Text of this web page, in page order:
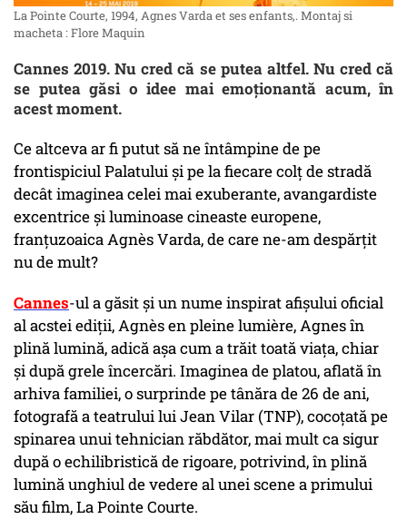
La Pointe Courte, 1994, Agnes Varda et ses enfants,. Montaj si
macheta : Flore Maquin
Cannes 2019. Nu cred că se putea altfel. Nu cred că
se putea găsi o idee mai emoționantă acum, în
acest moment.
Ce altceva ar fi putut să ne întâmpine de pe
frontispiciul Palatului și pe la fiecare colț de stradă
decât imaginea celei mai exuberante, avangardiste
excentrice și luminoase cineaste europene,
franțuzoaica Agnès Varda, de care ne-am despărțit
nu de mult?
Cannes-ul a găsit și un nume inspirat afișului oficial
al acstei ediții, Agnès en pleine lumière, Agnes în
plină lumină, adică așa cum a trăit toată viața, chiar
și după grele încercări. Imaginea de platou, aflată în
arhiva familiei, o surprinde pe tânăra de 26 de ani,
fotografă a teatrului lui Jean Vilar (TNP), cocoțată pe
spinarea unui tehnician răbdător, mai mult ca sigur
după o echilibristică de rigoare, potrivind, în plină
lumină unghiul de vedere al unei scene a primului
său film, La Pointe Courte.